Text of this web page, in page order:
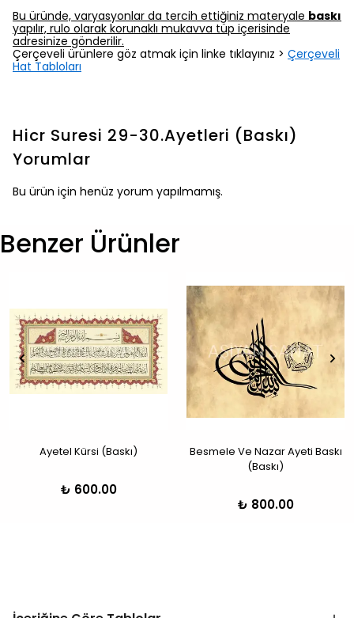
Bu üründe, varyasyonlar da tercih ettiğiniz materyale baskı
yapılır, rulo olarak korunaklı mukavva tüp içerisinde
adresinize gönderilir.
Çerçeveli ürünlere göz atmak için linke tıklayınız > Çerçeveli
Hat Tabloları
Hicr Suresi 29-30.Ayetleri (Baskı)
Yorumlar
Bu ürün için henüz yorum yapılmamış.
Benzer Ürünler
Ayetel Kürsi (Baskı)
₺ 600.00
Besmele Ve Nazar Ayeti Baskı
(Baskı)
₺ 800.00